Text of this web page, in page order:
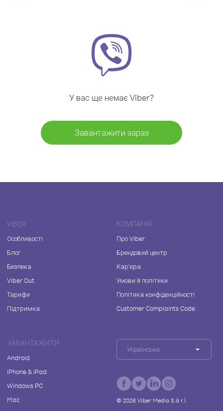
У вас ще немає Viber?
Завантажити зараз
VIBER
Особливості
Блог
Безпека
Viber Out
Тарифи
Підтримка
КОМПАНІЯ
Про Viber
Брендовий центр
Кар'єра
Умови й політики
Політика конфіденційності
Customer Complaints Code
ЗАВАНТАЖИТИ
Android
iPhone & iPad
Windows PC
Mac
Українська
© 2026Viber Media S.à r.l.